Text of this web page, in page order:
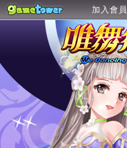
加入會員